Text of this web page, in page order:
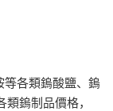
等各類鎢酸鹽、鎢
鎢制品價格，